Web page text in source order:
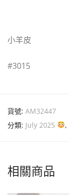
小羊皮
#3015
貨號: AM32447
分類: July 2025 ,
相關商品